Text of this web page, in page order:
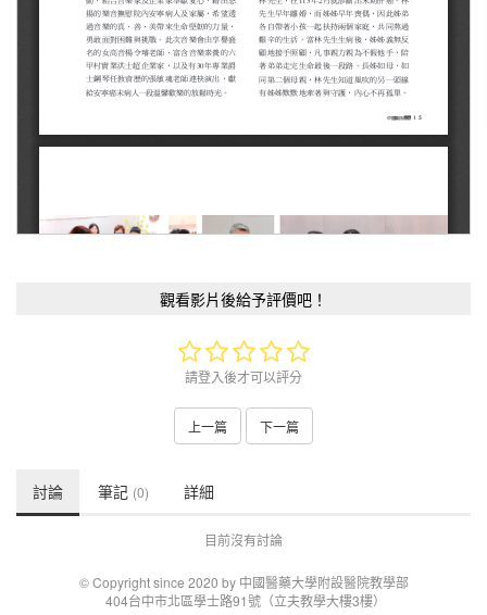
觀看影片後給予評價吧！
請登入後才可以評分
上一篇 下一篇
討論 筆記 (0) 詳細
目前沒有討論
© Copyright since 2020 by 中國醫藥大學附設醫院教學部
404台中市北區學士路91號（立夫教學大樓3樓）